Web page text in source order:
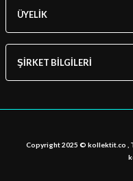
ÜYELİK
ŞİRKET BİLGİLERİ
Copyright 2025 © kollektit.co ,